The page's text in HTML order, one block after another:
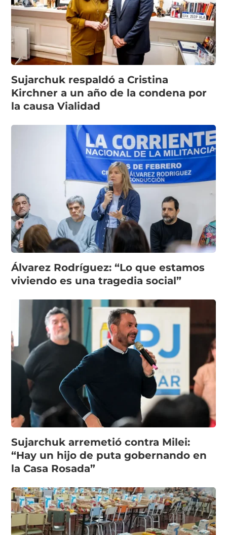
Sujarchuk respaldó a Cristina
Kirchner a un año de la condena por
la causa Vialidad
Álvarez Rodríguez: “Lo que estamos
viviendo es una tragedia social”
Sujarchuk arremetió contra Milei:
“Hay un hijo de puta gobernando en
la Casa Rosada”